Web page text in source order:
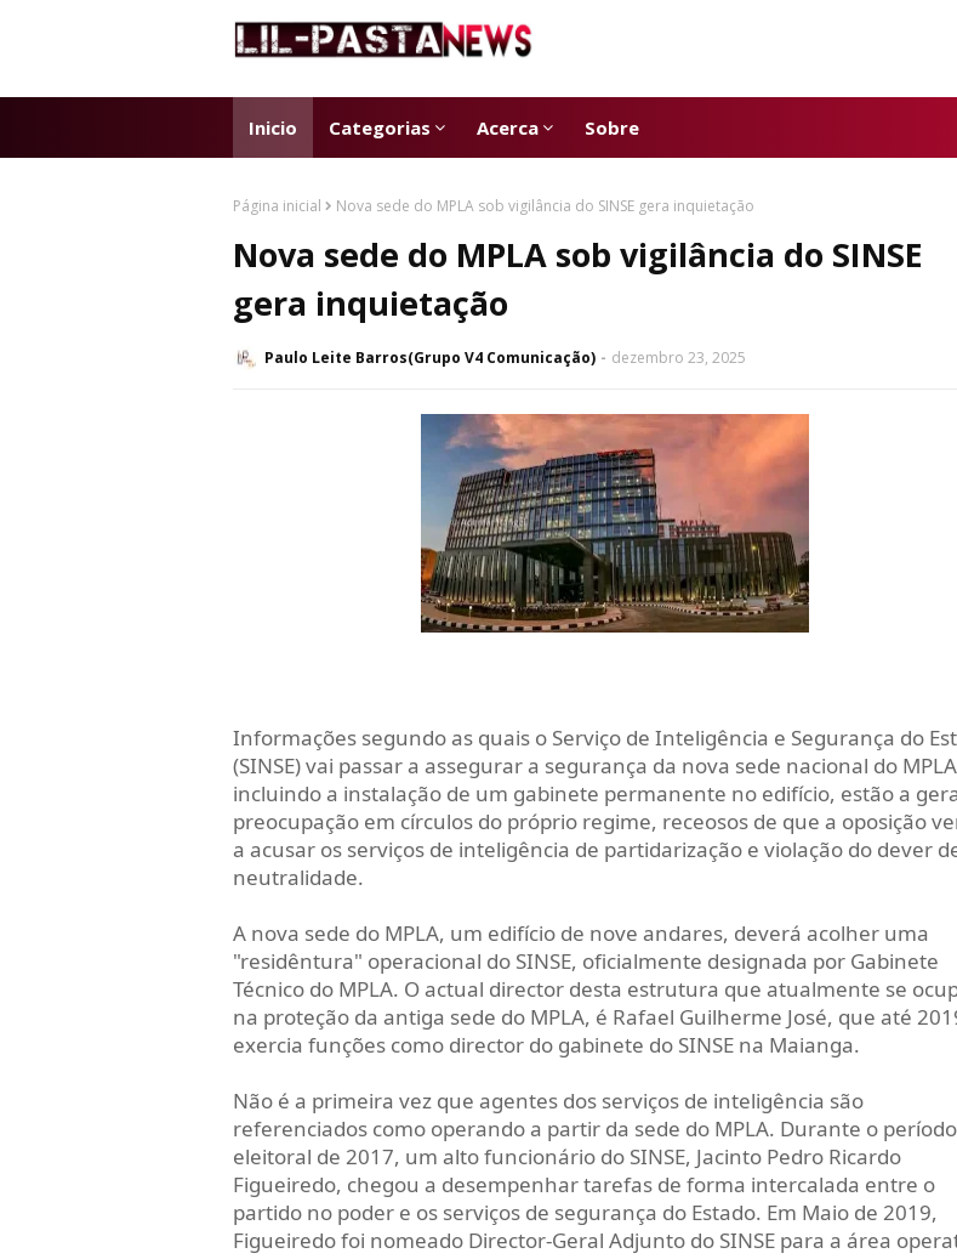
Inicio Categorias Acerca Sobre
Página inicial Nova sede do MPLA sob vigilância do SINSE gera inquietação
Nova sede do MPLA sob vigilância do SINSE
gera inquietação
Paulo Leite Barros(Grupo V4 Comunicação) dezembro 23, 2025
Informações segundo as quais o Serviço de Inteligência e Segurança do
(SINSE) vai passar a assegurar a segurança da nova sede nacional do
incluindo a instalação de um gabinete permanente no edifício, estão a
preocupação em círculos do próprio regime, receosos de que a oposição
a acusar os serviços de inteligência de partidarização e violação do dever
neutralidade.
A nova sede do MPLA, um edifício de nove andares, deverá acolher uma
"residêntura" operacional do SINSE, oficialmente designada por Gabinete
Técnico do MPLA. O actual director desta estrutura que atualmente se
na proteção da antiga sede do MPLA, é Rafael Guilherme José, que até
exercia funções como director do gabinete do SINSE na Maianga.
Não é a primeira vez que agentes dos serviços de inteligência são
referenciados como operando a partir da sede do MPLA. Durante o período
eleitoral de 2017, um alto funcionário do SINSE, Jacinto Pedro Ricardo
Figueiredo, chegou a desempenhar tarefas de forma intercalada entre o
partido no poder e os serviços de segurança do Estado. Em Maio de 2019,
Figueiredo foi nomeado Director‑Geral Adjunto do SINSE para a área